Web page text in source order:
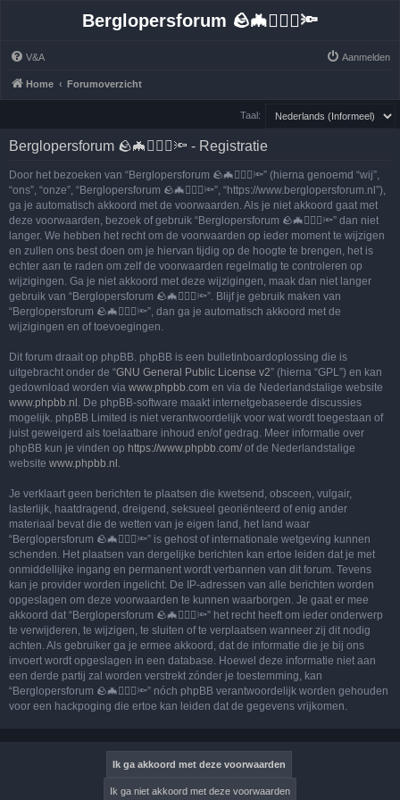
Berglopersforum 🪨🦇🚶🏻‍♂️🔦
V&A Aanmelden
Home Forumoverzicht
Taal:
Berglopersforum 🪨🦇🚶🏻‍♂️🔦 - Registratie
Door het bezoeken van “Berglopersforum 🪨🦇🚶🏻‍♂️🔦” (hierna genoemd “wij”,
“ons”, “onze”, “Berglopersforum 🪨🦇🚶🏻‍♂️🔦”, “https://www.berglopersforum.nl”),
ga je automatisch akkoord met de voorwaarden. Als je niet akkoord gaat met
deze voorwaarden, bezoek of gebruik “Berglopersforum 🪨🦇🚶🏻‍♂️🔦” dan niet
langer. We hebben het recht om de voorwaarden op ieder moment te wijzigen
en zullen ons best doen om je hiervan tijdig op de hoogte te brengen, het is
echter aan te raden om zelf de voorwaarden regelmatig te controleren op
wijzigingen. Ga je niet akkoord met deze wijzigingen, maak dan niet langer
gebruik van “Berglopersforum 🪨🦇🚶🏻‍♂️🔦”. Blijf je gebruik maken van
“Berglopersforum 🪨🦇🚶🏻‍♂️🔦”, dan ga je automatisch akkoord met de
wijzigingen en of toevoegingen.
Dit forum draait op phpBB. phpBB is een bulletinboardoplossing die is
uitgebracht onder de “GNU General Public License v2” (hierna “GPL”) en kan
gedownload worden via www.phpbb.com en via de Nederlandstalige website
www.phpbb.nl . De phpBB-software maakt internetgebaseerde discussies
mogelijk. phpBB Limited is niet verantwoordelijk voor wat wordt toegestaan of
juist geweigerd als toelaatbare inhoud en/of gedrag. Meer informatie over
phpBB kun je vinden op https://www.phpbb.com/ of de Nederlandstalige
website www.phpbb.nl .
Je verklaart geen berichten te plaatsen die kwetsend, obsceen, vulgair,
lasterlijk, haatdragend, dreigend, seksueel georiënteerd of enig ander
materiaal bevat die de wetten van je eigen land, het land waar
“Berglopersforum 🪨🦇🚶🏻‍♂️🔦” is gehost of internationale wetgeving kunnen
schenden. Het plaatsen van dergelijke berichten kan ertoe leiden dat je met
onmiddellijke ingang en permanent wordt verbannen van dit forum. Tevens
kan je provider worden ingelicht. De IP-adressen van alle berichten worden
opgeslagen om deze voorwaarden te kunnen waarborgen. Je gaat er mee
akkoord dat “Berglopersforum 🪨🦇🚶🏻‍♂️🔦” het recht heeft om ieder onderwerp
te verwijderen, te wijzigen, te sluiten of te verplaatsen wanneer zij dit nodig
achten. Als gebruiker ga je ermee akkoord, dat de informatie die je bij ons
invoert wordt opgeslagen in een database. Hoewel deze informatie niet aan
een derde partij zal worden verstrekt zónder je toestemming, kan
“Berglopersforum 🪨🦇🚶🏻‍♂️🔦” nóch phpBB verantwoordelijk worden gehouden
voor een hackpoging die ertoe kan leiden dat de gegevens vrijkomen.